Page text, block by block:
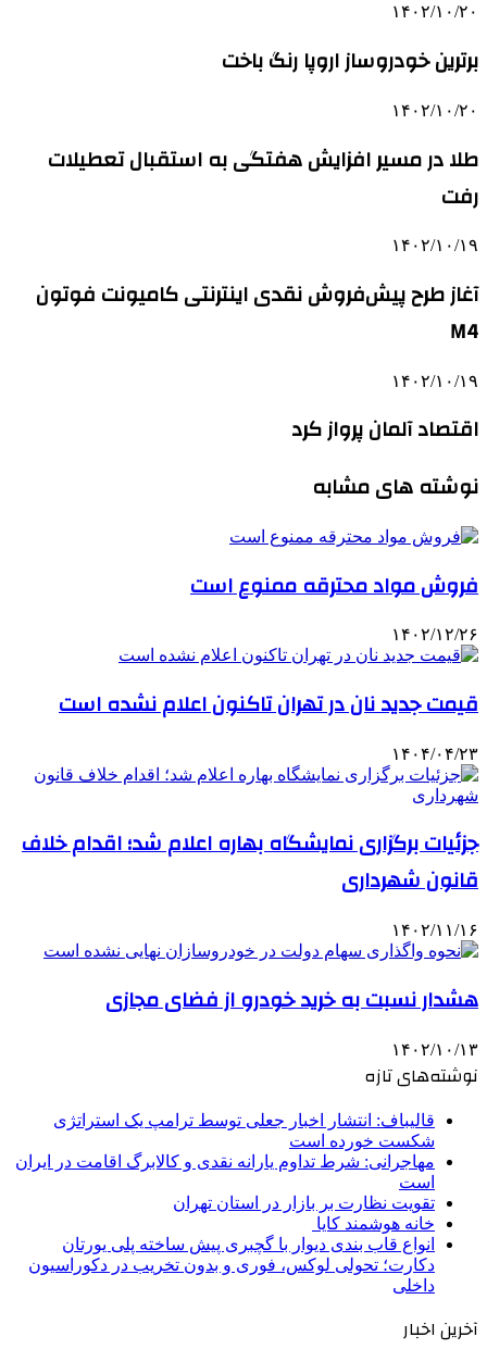
۱۴۰۲/۱۰/۲۰
برترین خودروساز اروپا رنگ باخت
۱۴۰۲/۱۰/۲۰
طلا در مسیر افزایش هفتگی به استقبال تعطیلات
رفت
۱۴۰۲/۱۰/۱۹
آغاز طرح پیش‌فروش نقدی اینترنتی کامیونت فوتون
M4
۱۴۰۲/۱۰/۱۹
اقتصاد آلمان پرواز کرد
نوشته های مشابه
فروش مواد محترقه ممنوع است
۱۴۰۲/۱۲/۲۶
قیمت جدید نان در تهران تاکنون اعلام نشده است
۱۴۰۴/۰۴/۲۳
جزئیات برگزاری نمایشگاه بهاره اعلام شد؛ اقدام خلاف
قانون شهرداری
۱۴۰۲/۱۱/۱۶
هشدار نسبت به خرید خودرو از فضای مجازی
۱۴۰۲/۱۰/۱۳
نوشته‌های تازه
قالیباف: انتشار اخبار جعلی توسط ترامپ یک استراتژی
شکست خورده است
مهاجرانی: شرط تداوم یارانه نقدی و کالابرگ اقامت در ایران
است
تقویت نظارت بر بازار در استان تهران
خانه هوشمند کایا
انواع قاب بندی دیوار با گچبری پیش ساخته پلی یورتان
دکارت؛ تحولی لوکس، فوری و بدون تخریب در دکوراسیون
داخلی
آخرین اخبار